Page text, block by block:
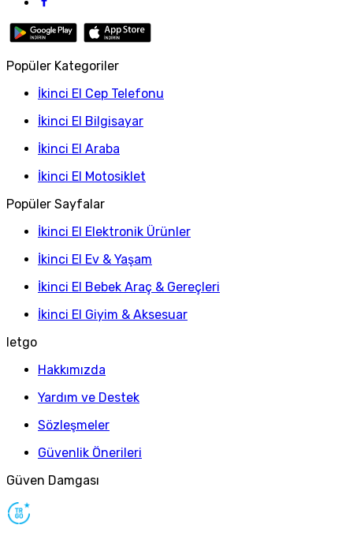
Popüler Kategoriler
İkinci El Cep Telefonu
İkinci El Bilgisayar
İkinci El Araba
İkinci El Motosiklet
Popüler Sayfalar
İkinci El Elektronik Ürünler
İkinci El Ev & Yaşam
İkinci El Bebek Araç & Gereçleri
İkinci El Giyim & Aksesuar
letgo
Hakkımızda
Yardım ve Destek
Sözleşmeler
Güvenlik Önerileri
Güven Damgası